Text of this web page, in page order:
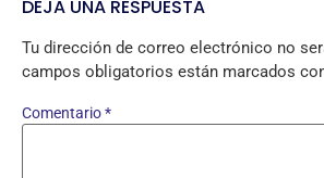
DEJA UNA RESPUESTA
Tu dirección de correo electrónico no
campos obligatorios están marcados
Comentario*